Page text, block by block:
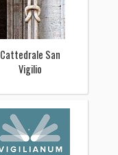
Cattedrale San
Vigilio